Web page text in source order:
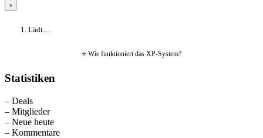
›
Lädt…
⭐ Wie funktioniert das XP-System?
Statistiken
– Deals
– Mitglieder
– Neue heute
– Kommentare